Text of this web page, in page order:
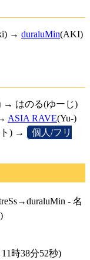
→ duraluMin(AKI)
→ はのる(ゆーじ)
ASIA RAVE(Yu-)
) →
個人/フリ
- 名
時38分52秒)